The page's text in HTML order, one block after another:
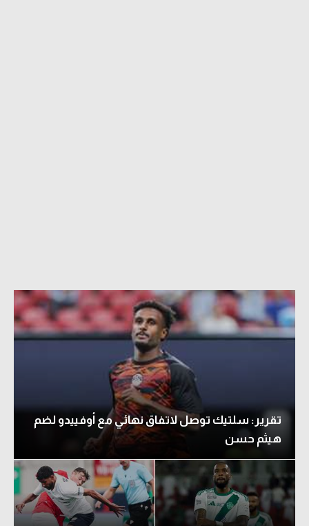
تقرير: سلتيك توصل لاتفاق نهائي مع أوفييدو لضم
هيثم حسن